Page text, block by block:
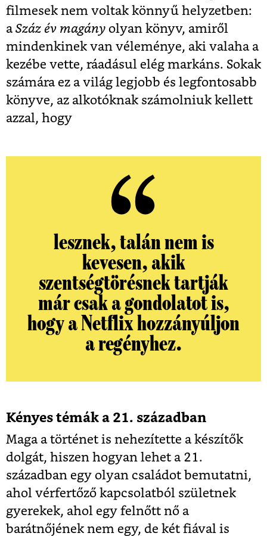
filmesek nem voltak könnyű helyzetben:
aSzáz év magány olyan könyv, amiről
mindenkinek van véleménye, aki valaha a
kezébe vette, ráadásul elég markáns. Sokak
számára ez a világ legjobb és legfontosabb
könyve, az alkotóknak számolniuk kellett
azzal, hogy
lesznek, talán nem is
kevesen, akik
szentségtörésnek tartják
már csak a gondolatot is,
hogy a Netflix hozzányúljon
a regényhez.
Kényes témák a 21. században
Maga a történet is nehezítette a készítők
dolgát, hiszen hogyan lehet a 21.
században egy olyan családot bemutatni,
ahol vérfertőző kapcsolatból születnek
gyerekek, ahol egy felnőtt nő a
barátnőjének nem egy, de két fiával is